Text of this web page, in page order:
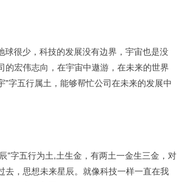
很少，科技的发展没有边界，宇宙也是没
宏伟志向，在宇宙中遨游，在未来的世界
字五行属土，能够帮忙公司在未来的发展中
”字五行为土,土生金，有两土一金生三金，对
去，思想未来星辰。就像科技一样一直在我